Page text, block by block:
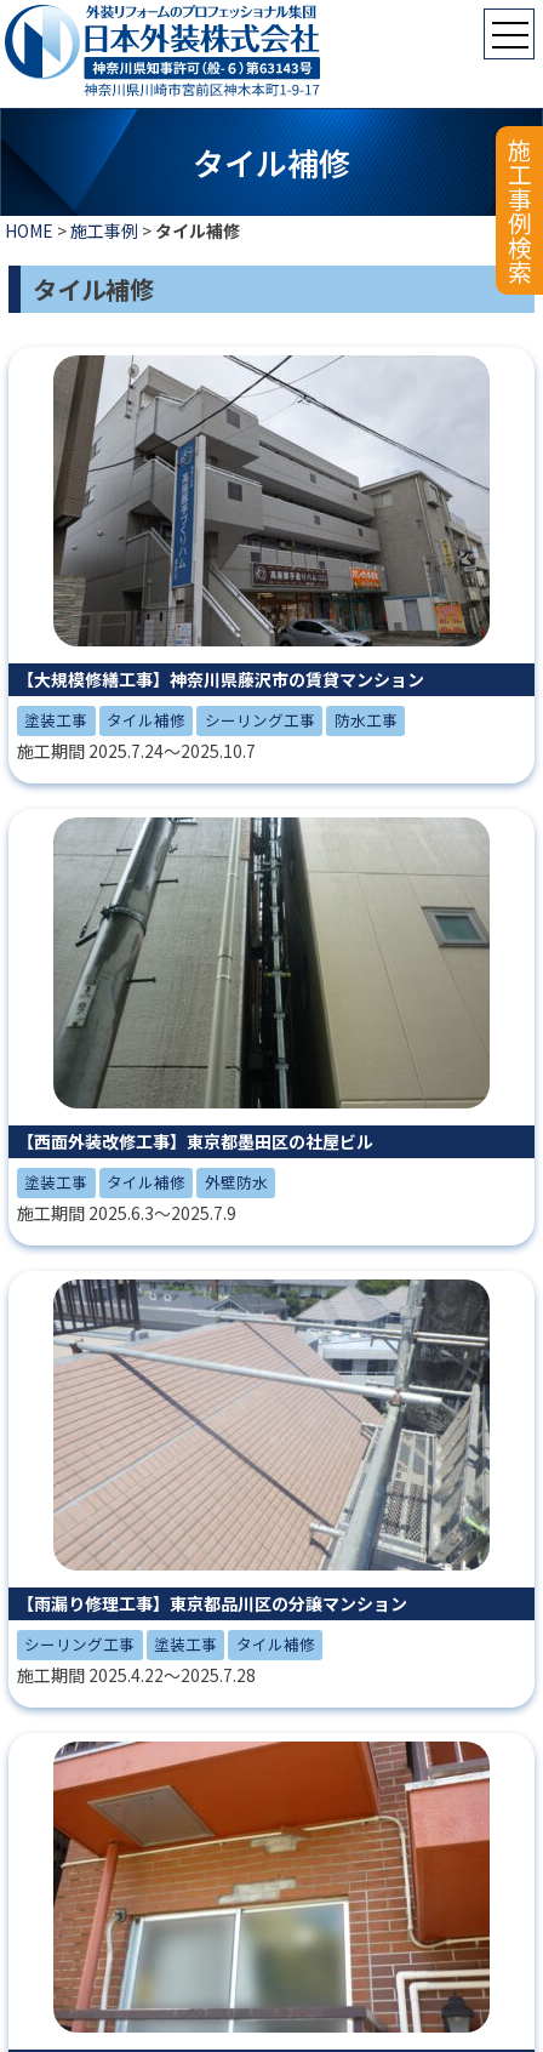
タイル補修
HOME >施工事例 > タイル補修 施工事例検索
タイル補修
【大規模修繕工事】神奈川県藤沢市の賃貸マンション
塗装工事 タイル補修 シーリング工事 防水工事
施工期間 2025.7.24～2025.10.7
【西面外装改修工事】東京都墨田区の社屋ビル
塗装工事 タイル補修 外壁防水
施工期間 2025.6.3～2025.7.9
【雨漏り修理工事】東京都品川区の分譲マンション
シーリング工事 塗装工事 タイル補修
施工期間 2025.4.22～2025.7.28